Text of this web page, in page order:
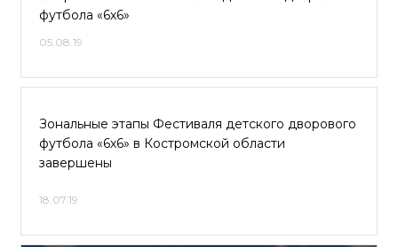
футбола «6х6»
05.08.19
Зональные этапы Фестиваля детского дворового
футбола «6х6» в Костромской области
завершены
18.07.19